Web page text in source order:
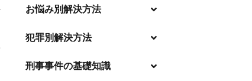
お悩み別解決方法
「逮捕」について適切に知ること
起訴後、前科がつくのを避けるた
犯罪別解決方法
事件別－暴力事件
刑事事件の基礎知識